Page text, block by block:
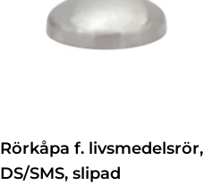
Rörkåpa f. livsmedelsrör,
DS/SMS, slipad